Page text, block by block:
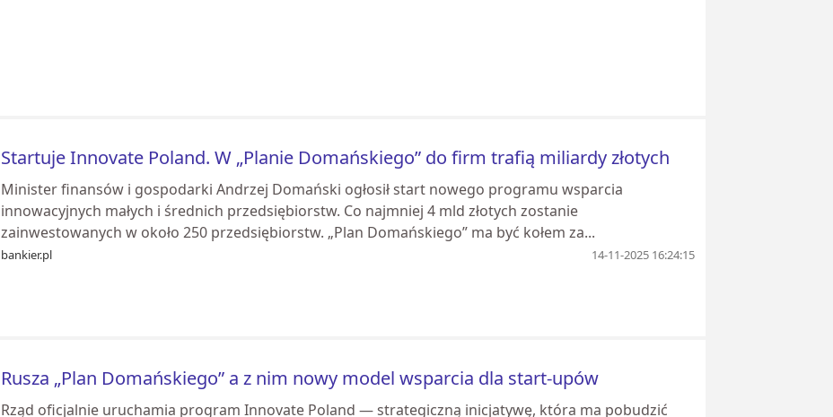
Startuje Innovate Poland. W „Planie Domańskiego” do firm trafią miliardy złotych
Minister finansów i gospodarki Andrzej Domański ogłosił start nowego programu wsparcia
innowacyjnych małych i średnich przedsiębiorstw. Co najmniej 4 mld złotych zostanie
zainwestowanych w około 250 przedsiębiorstw. „Plan Domańskiego” ma być kołem za...
bankier.pl 14-11-2025 16:24:15
Rusza „Plan Domańskiego” a z nim nowy model wsparcia dla start-upów
Rząd oficjalnie uruchamia program Innovate Poland — strategiczną inicjatywę, która ma pobudzić